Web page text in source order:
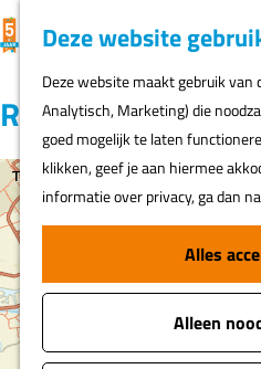
Deze website
Deze website maakt gebruik van
Analytisch, Marketing) die
goed mogelijk te laten
klikken, geef je aan hiermee
informatie over privacy, ga dan
Alles
Alleen
a
n
a
a
r
e
h
o
m
F
v
o
r
i
e
t
e
n
K
a
r
t
Routes
+